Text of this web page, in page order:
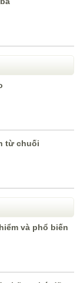
từ chuối
và phổ biến